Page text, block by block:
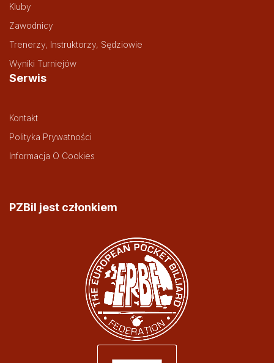
Kluby
Zawodnicy
Trenerzy, Instruktorzy, Sędziowie
Wyniki Turniejów
Serwis
Kontakt
Polityka Prywatności
Informacja O Cookies
PZBil jest członkiem